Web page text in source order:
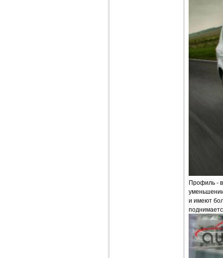
Профиль -
и имеют